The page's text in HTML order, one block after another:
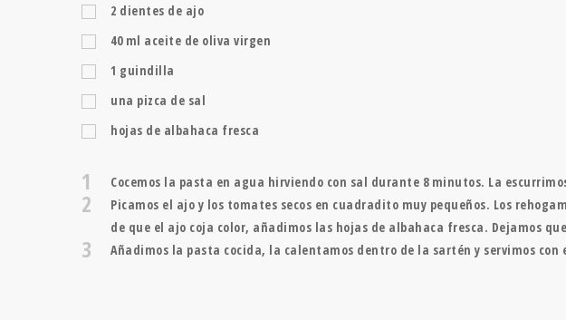
2 dientes de ajo
40 ml aceite de oliva virgen
1 guindilla
una pizca de sal
hojas de albahaca fresca
1 Cocemos la pasta en agua hirviendo con sal durante 8 minutos. La
2
Picamos el ajo y los tomates secos en cuadradito muy pequeños. Los
de que el ajo coja color, añadimos las hojas de albahaca fresca. Dejamos
3 Añadimos la pasta cocida, la calentamos dentro de la sartén y servimos con